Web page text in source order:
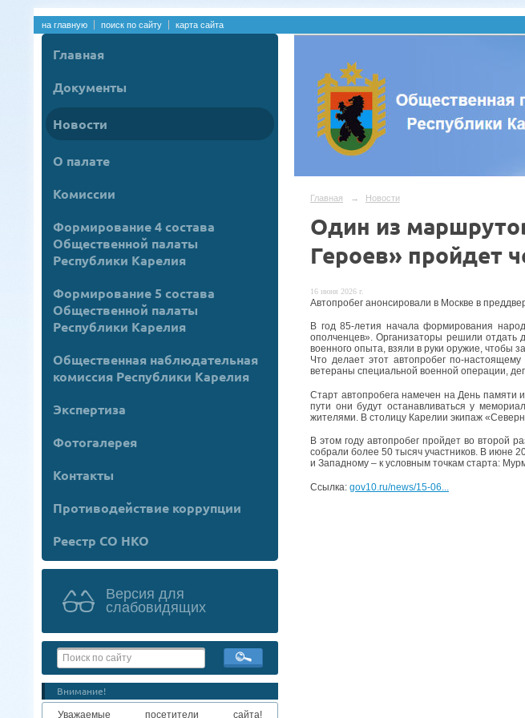
на главную поиск по сайту карта сайта
Главная
Документы
Новости
О палате
Комиссии
Формирование 4 состава
Общественной палаты
Республики Карелия
Формирование 5 состава
Общественной палаты
Республики Карелия
Общественная наблюдательная
комиссия Республики Карелия
Экспертиза
Фотогалерея
Контакты
Противодействие коррупции
Реестр СО НКО
Версия для
слабовидящих
Внимание!
Уважаемые посетители сайта!
Главная → Новости
Один из
Героев» пройдет
16 июня 2026 г.
Автопробег анонсировали в Москве в
В год 85-летия начала формирования
ополченцев». Организаторы решили
военного опыта, взяли в руки оружие, чтобы
Что делает этот автопробег по-
ветераны специальной военной операции,
Старт автопробега намечен на День памяти и
пути они будут останавливаться у
жителями. В столицу Карелии экипаж
В этом году автопробег пройдет во второй
собрали более 50 тысяч участников. В июне
и Западному – к условным точкам старта:
Ссылка: gov10.ru/news/15-06...